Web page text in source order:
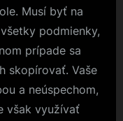
Musí byť na
podmienky,
prípade sa
skopírovať. Vaše
a neúspechom,
však využívať